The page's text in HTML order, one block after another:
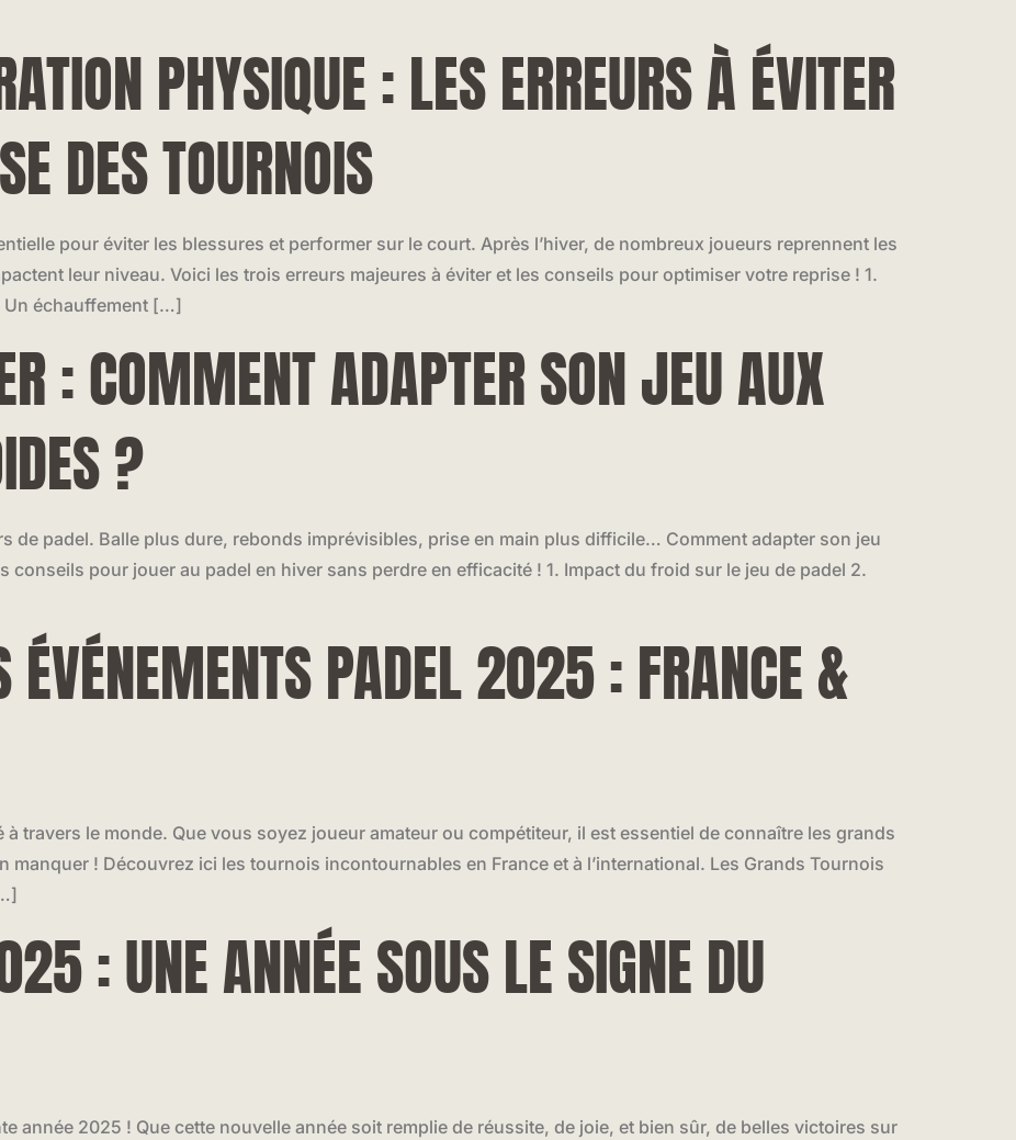
PHYSIQUE : LES ERREURS À ÉVITER
DES TOURNOIS
pour éviter les blessures et performer sur le court. Après l’hiver, de nombreux joueurs reprennent les
leur niveau. Voici les trois erreurs majeures à éviter et les conseils pour optimiser votre reprise ! 1.
Un échauffement […]
: COMMENT ADAPTER SON JEU AUX
?
de padel. Balle plus dure, rebonds imprévisibles, prise en main plus difficile… Comment adapter son jeu
conseils pour jouer au padel en hiver sans perdre en efficacité ! 1. Impact du froid sur le jeu de padel 2.
ÉVÉNEMENTS PADEL 2025 : FRANCE &
travers le monde. Que vous soyez joueur amateur ou compétiteur, il est essentiel de connaître les grands
manquer ! Découvrez ici les tournois incontournables en France et à l’international. Les Grands Tournois
: UNE ANNÉE SOUS LE SIGNE DU
année 2025 ! Que cette nouvelle année soit remplie de réussite, de joie, et bien sûr, de belles victoires sur